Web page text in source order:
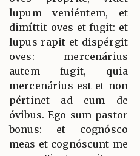
lupum veniéntem, et
dimíttit oves et fugit: et
lupus rapit et dispérgit
oves: mercenárius
autem fugit, quia
mercenárius est et non
pértinet ad eum de
óvibus. Ego sum pastor
bonus: et cognósco
meas et cognóscunt me